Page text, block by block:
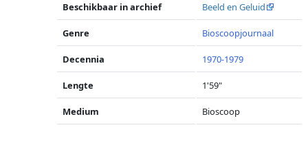
Beschikbaar in archief Beeld en Geluid
Genre Bioscoopjournaal
Decennia 1970-1979
Lengte 1'59"
Medium Bioscoop